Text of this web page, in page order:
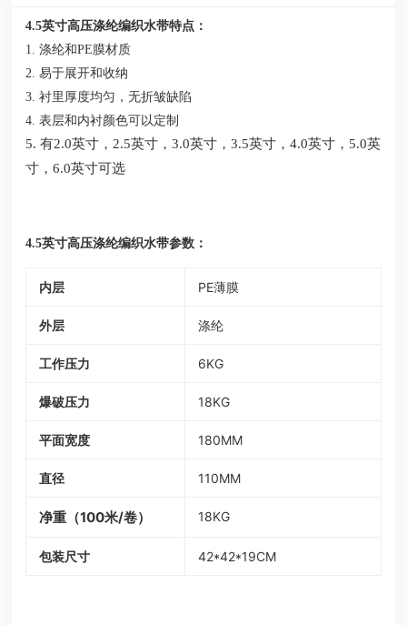
4.5英寸高压涤纶编织水带特点：
1. 涤纶和PE膜材质
2. 易于展开和收纳
3. 衬里厚度均匀，无折皱缺陷
4. 表层和内衬颜色可以定制
5. 有2.0英寸，2.5英寸，3.0英寸，3.5英寸，4.0英寸，5.0英
寸，6.0英寸可选
4.5英寸高压涤纶编织水带参数：
内层 PE薄膜
外层 涤纶
工作压力 6KG
爆破压力 18KG
平面宽度 180MM
直径 110MM
净重（100米/卷） 18KG
包装尺寸 42*42*19CM